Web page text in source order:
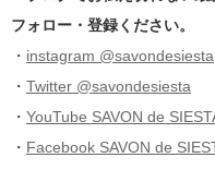
フォロー・登録ください。
・ instagram @savondesiesta
・ Twitter @savondesiesta
・ YouTube SAVON de
・ Facebook SAVON de